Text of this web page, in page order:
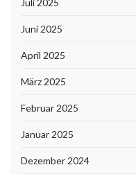
Juni 2025
April 2025
März 2025
Februar 2025
Januar 2025
Dezember 2024